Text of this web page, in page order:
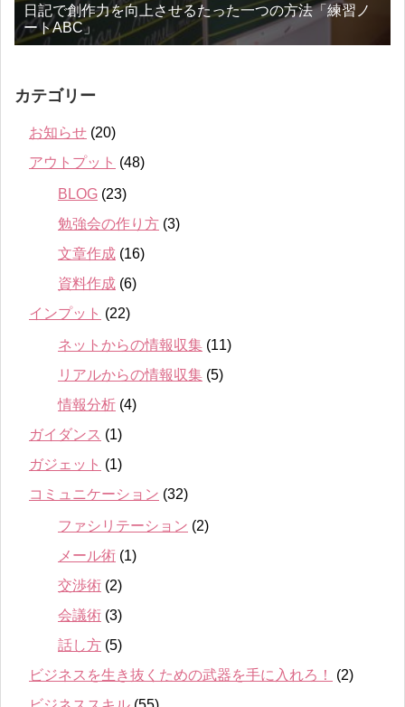
日記で創作力を向上させるたった一つの方法「練習ノ
ートABC」
カテゴリー
お知らせ (20)
アウトプット (48)
BLOG (23)
勉強会の作り方 (3)
文章作成 (16)
資料作成 (6)
インプット (22)
ネットからの情報収集 (11)
リアルからの情報収集 (5)
情報分析 (4)
ガイダンス (1)
ガジェット (1)
コミュニケーション (32)
ファシリテーション (2)
メール術 (1)
交渉術 (2)
会議術 (3)
話し方 (5)
ビジネスを生き抜くための武器を手に入れろ！
(2)